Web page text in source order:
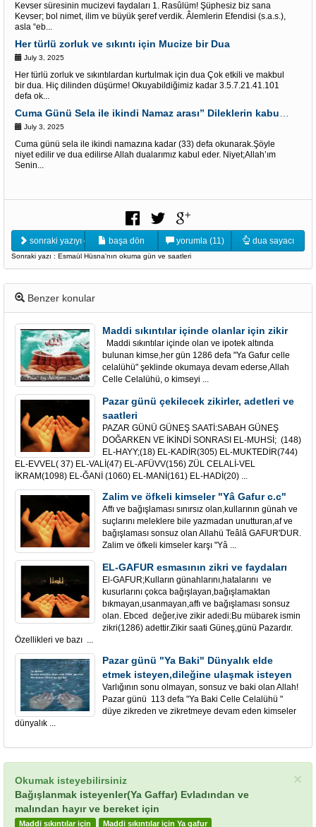
Kevser süresinin mucizevi faydaları 1. Rasûlüm! Şüphesiz biz sana
Kevser; bol nimet, ilim ve büyük şeref verdik. Âlemlerin Efendisi (s.a.s.),
asla “eb...
Her türlü zorluk ve sıkıntı için Mucize bir Dua
July 3, 2025
Her türlü zorluk ve sıkıntılardan kurtulmak için dua Çok etkili ve makbul
bir dua. Hiç dilinden düşürme! Okuyabildiğimiz kadar 3.5.7.21.41.101
defa ok...
July 3, 2025
Cuma günü sela ile ikindi namazına kadar (33) defa okunarak.Şöyle
niyet edilir ve dua edilirse Allah dualarımız kabul eder. Niyet;Allah’ım
Senin...
sonraki yazıyı oku başa dön yorumla (11) dua sayacı
Sonraki yazı : Esmaül Hüsna'nın okuma gün ve saatleri
Benzer konular
Maddi sıkıntılar içinde olanlar için zikir
Maddi sıkıntılar içinde olan ve ipotek altında
bulunan kimse,her gün 1286 defa "Ya Gafur celle
celalühü" şeklinde okumaya devam ederse,Allah
Celle Celalühü, o kimseyi ...
Pazar günü çekilecek zikirler, adetleri ve
saatleri
PAZAR GÜNÜ GÜNEŞ SAATİ:SABAH GÜNEŞ
DOĞARKEN VE İKİNDİ SONRASI EL-MUHSİ; (148)
EL-HAYY;(18) EL-KADİR(305) EL-MUKTEDİR(744)
EL-EVVEL( 37) EL-VALİ(47) EL-AFÜVV(156) ZÜL CELALİ-VEL
İKRAM(1098) EL-ĞANİ (1060) EL-MANİ(161) EL-HADİ(20) ...
Zalim ve öfkeli kimseler "Yâ Gafur c.c"
Affı ve bağışlaması sınırsız olan,kullarının günah ve
suçlarını meleklere bile yazmadan unutturan,af ve
bağışlaması sonsuz olan Allahü Teâlâ GAFUR'DUR.
Zalim ve öfkeli kimseler karşı "Yâ ...
EL-GAFUR esmasının zikri ve faydaları
El-GAFUR;Kulların günahlarını,hatalarını ve
kusurlarını çokca bağışlayan,bağışlamaktan
bıkmayan,usanmayan,affı ve bağışlaması sonsuz
olan. Ebced değer,ive zikir adedi:Bu mübarek ismin
zikri(1286) adettir.Zikir saati Güneş,günü Pazardır.
Özellikleri ve bazı ...
Pazar günü "Ya Baki" Dünyalık elde
etmek isteyen,dileğine ulaşmak isteyen
Varlığının sonu olmayan, sonsuz ve baki olan Allah!
Pazar günü 113 defa "Ya Baki Celle Celalühü "
düye zikreden ve zikretmeye devam eden kimseler
dünyalık ...
×
Okumak isteyebilirsiniz
Bağışlanmak isteyenler(Ya Gaffar) Evladından ve
malından hayır ve bereket için
Maddi sıkıntılar için Maddi sıkıntılar için Ya gafur